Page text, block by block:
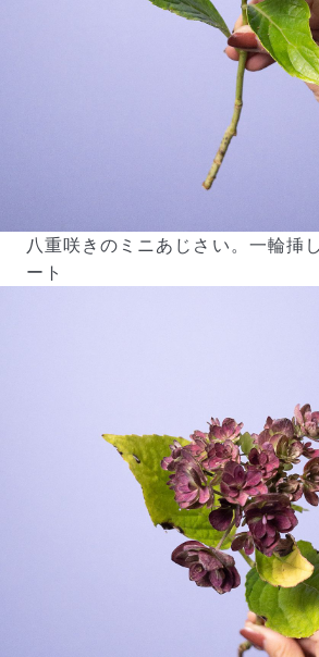
八重咲きのミニあじさい。一輪挿
ート